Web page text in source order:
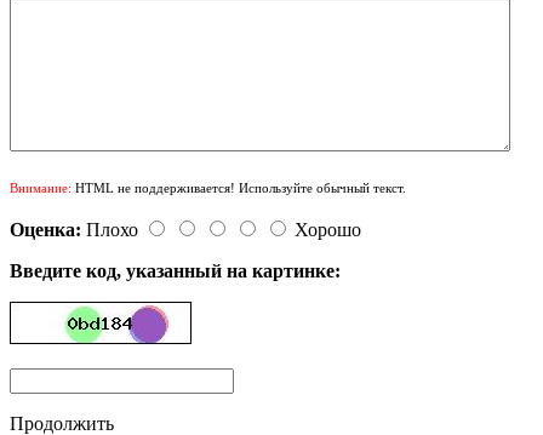
Внимание: HTML не поддерживается! Используйте обычный текст.
Оценка: Плохо
Хорошо
Введите код, указанный на картинке:
Продолжить